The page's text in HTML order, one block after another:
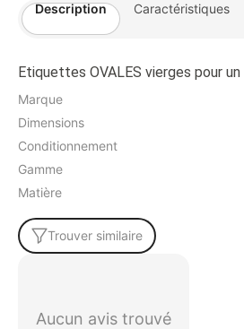
Description Caractéristiques
Etiquettes OVALES vierges pour
Marque
Dimensions
Conditionnement
Gamme
Matière
Trouver similaire
Aucun avis trouvé